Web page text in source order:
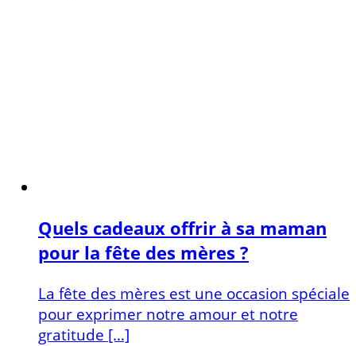
Quels cadeaux offrir à sa maman
pour la fête des mères ?
La fête des mères est une occasion spéciale
pour exprimer notre amour et notre
gratitude […]